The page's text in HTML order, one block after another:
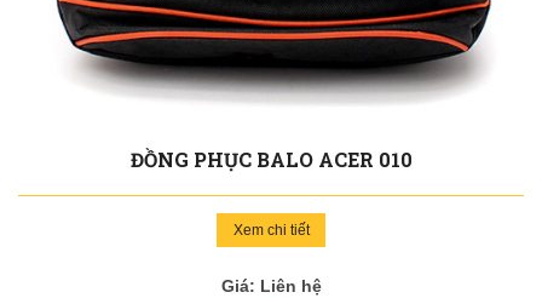
ĐỒNG PHỤC BALO ACER 010
Xem chi tiết
Giá: Liên hệ